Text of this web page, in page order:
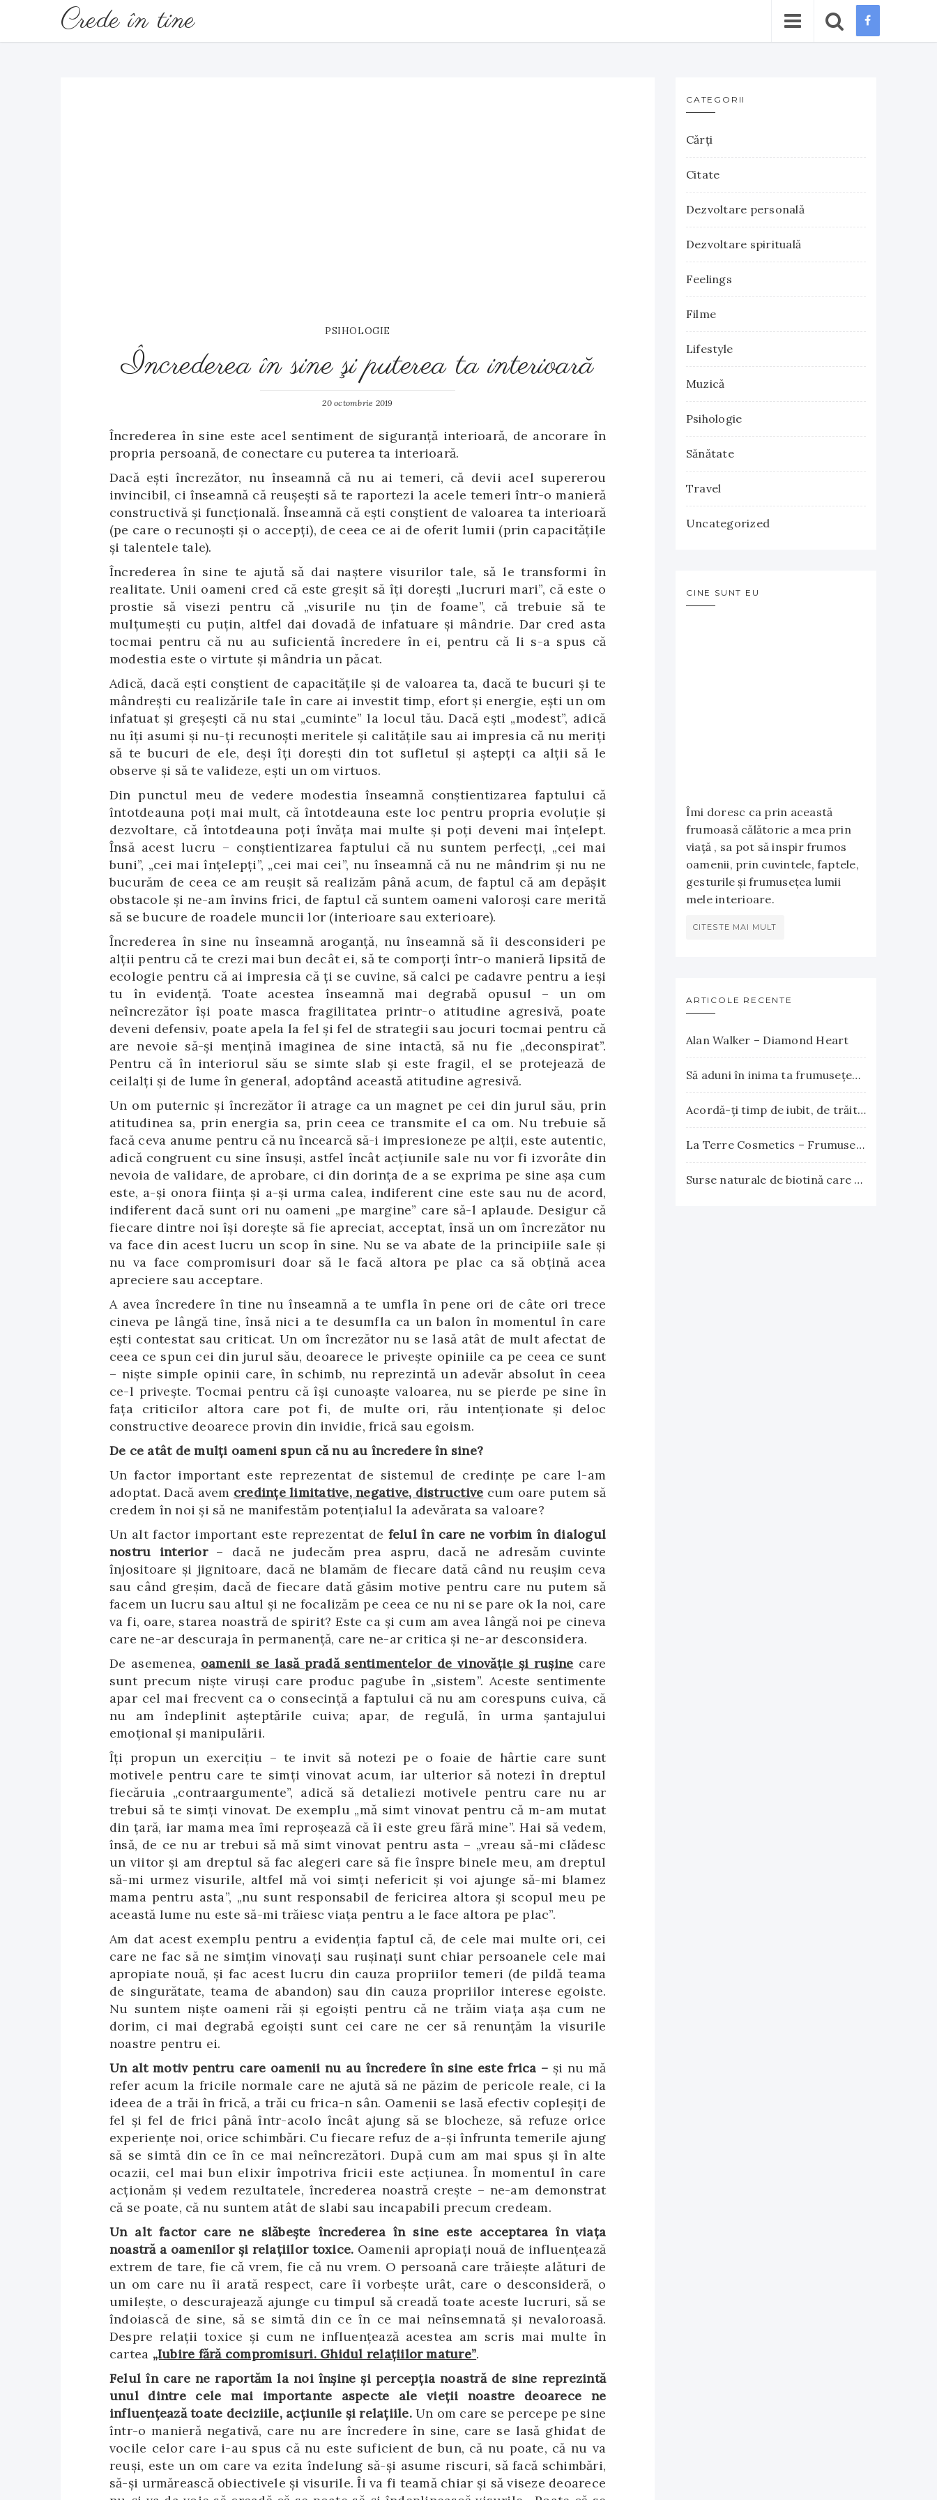
Crede în tine
PSIHOLOGIE
Încrederea în sine şi puterea ta interioară
20 octombrie 2019
Încrederea în sine este acel sentiment de siguranță interioară, de ancorare în
propria persoană, de conectare cu puterea ta interioară.
Dacă ești încrezător, nu înseamnă că nu ai temeri, că devii acel supererou
invincibil, ci înseamnă că reușești să te raportezi la acele temeri într-o manieră
constructivă și funcțională. Înseamnă că ești conștient de valoarea ta interioară
(pe care o recunoști și o accepți), de ceea ce ai de oferit lumii (prin capacitățile
și talentele tale).
Încrederea în sine te ajută să dai naștere visurilor tale, să le transformi în
realitate. Unii oameni cred că este greșit să îți dorești „lucruri mari”, că este o
prostie să visezi pentru că „visurile nu țin de foame”, că trebuie să te
mulțumești cu puțin, altfel dai dovadă de infatuare și mândrie. Dar cred asta
tocmai pentru că nu au suficientă încredere în ei, pentru că li s-a spus că
modestia este o virtute și mândria un păcat.
Adică, dacă ești conștient de capacitățile și de valoarea ta, dacă te bucuri și te
mândrești cu realizările tale în care ai investit timp, efort și energie, ești un om
infatuat și greșești că nu stai „cuminte” la locul tău. Dacă ești „modest”, adică
nu îți asumi și nu-ți recunoști meritele și calitățile sau ai impresia că nu meriți
să te bucuri de ele, deși îți dorești din tot sufletul și aștepți ca alții să le
observe și să te valideze, ești un om virtuos.
Din punctul meu de vedere modestia înseamnă conștientizarea faptului că
întotdeauna poți mai mult, că întotdeauna este loc pentru propria evoluție și
dezvoltare, că întotdeauna poți învăța mai multe și poți deveni mai înțelept.
Însă acest lucru – conștientizarea faptului că nu suntem perfecți, „cei mai
buni”, „cei mai înțelepți”, „cei mai cei”, nu înseamnă că nu ne mândrim și nu ne
bucurăm de ceea ce am reușit să realizăm până acum, de faptul că am depășit
obstacole și ne-am învins frici, de faptul că suntem oameni valoroși care merită
să se bucure de roadele muncii lor (interioare sau exterioare).
Încrederea în sine nu înseamnă aroganță, nu înseamnă să îi desconsideri pe
alții pentru că te crezi mai bun decât ei, să te comporți într-o manieră lipsită de
ecologie pentru că ai impresia că ți se cuvine, să calci pe cadavre pentru a ieși
tu în evidență. Toate acestea înseamnă mai degrabă opusul – un om
neîncrezător își poate masca fragilitatea printr-o atitudine agresivă, poate
deveni defensiv, poate apela la fel și fel de strategii sau jocuri tocmai pentru că
are nevoie să-și mențină imaginea de sine intactă, să nu fie „deconspirat”.
Pentru că în interiorul său se simte slab și este fragil, el se protejează de
ceilalți și de lume în general, adoptând această atitudine agresivă.
Un om puternic și încrezător îi atrage ca un magnet pe cei din jurul său, prin
atitudinea sa, prin energia sa, prin ceea ce transmite el ca om. Nu trebuie să
facă ceva anume pentru că nu încearcă să-i impresioneze pe alții, este autentic,
adică congruent cu sine însuși, astfel încât acțiunile sale nu vor fi izvorâte din
nevoia de validare, de aprobare, ci din dorința de a se exprima pe sine așa cum
este, a-și onora ființa și a-și urma calea, indiferent cine este sau nu de acord,
indiferent dacă sunt ori nu oameni „pe margine” care să-l aplaude. Desigur că
fiecare dintre noi își dorește să fie apreciat, acceptat, însă un om încrezător nu
va face din acest lucru un scop în sine. Nu se va abate de la principiile sale și
nu va face compromisuri doar să le facă altora pe plac ca să obțină acea
apreciere sau acceptare.
A avea încredere în tine nu înseamnă a te umfla în pene ori de câte ori trece
cineva pe lângă tine, însă nici a te desumfla ca un balon în momentul în care
ești contestat sau criticat. Un om încrezător nu se lasă atât de mult afectat de
ceea ce spun cei din jurul său, deoarece le privește opiniile ca pe ceea ce sunt
– niște simple opinii care, în schimb, nu reprezintă un adevăr absolut în ceea
ce-l privește. Tocmai pentru că își cunoaște valoarea, nu se pierde pe sine în
fața criticilor altora care pot fi, de multe ori, rău intenționate și deloc
constructive deoarece provin din invidie, frică sau egoism.
De ce atât de mulți oameni spun că nu au încredere în sine?
Un factor important este reprezentat de sistemul de credințe pe care l-am
adoptat. Dacă avem credințe limitative, negative, distructive cum oare putem să
credem în noi și să ne manifestăm potențialul la adevărata sa valoare?
Un alt factor important este reprezentat de felul în care ne vorbim în dialogul
nostru interior – dacă ne judecăm prea aspru, dacă ne adresăm cuvinte
înjositoare și jignitoare, dacă ne blamăm de fiecare dată când nu reușim ceva
sau când greșim, dacă de fiecare dată găsim motive pentru care nu putem să
facem un lucru sau altul și ne focalizăm pe ceea ce nu ni se pare ok la noi, care
va fi, oare, starea noastră de spirit? Este ca și cum am avea lângă noi pe cineva
care ne-ar descuraja în permanență, care ne-ar critica și ne-ar desconsidera.
De asemenea, oamenii se lasă pradă sentimentelor de vinovăție și rușine care
sunt precum niște viruși care produc pagube în „sistem”. Aceste sentimente
apar cel mai frecvent ca o consecință a faptului că nu am corespuns cuiva, că
nu am îndeplinit așteptările cuiva; apar, de regulă, în urma șantajului
emoțional și manipulării.
Îți propun un exercițiu – te invit să notezi pe o foaie de hârtie care sunt
motivele pentru care te simți vinovat acum, iar ulterior să notezi în dreptul
fiecăruia „contraargumente”, adică să detaliezi motivele pentru care nu ar
trebui să te simți vinovat. De exemplu „mă simt vinovat pentru că m-am mutat
din țară, iar mama mea îmi reproșează că îi este greu fără mine”. Hai să vedem,
însă, de ce nu ar trebui să mă simt vinovat pentru asta – „vreau să-mi clădesc
un viitor și am dreptul să fac alegeri care să fie înspre binele meu, am dreptul
să-mi urmez visurile, altfel mă voi simți nefericit și voi ajunge să-mi blamez
mama pentru asta”, „nu sunt responsabil de fericirea altora și scopul meu pe
această lume nu este să-mi trăiesc viața pentru a le face altora pe plac”.
Am dat acest exemplu pentru a evidenția faptul că, de cele mai multe ori, cei
care ne fac să ne simțim vinovați sau rușinați sunt chiar persoanele cele mai
apropiate nouă, și fac acest lucru din cauza propriilor temeri (de pildă teama
de singurătate, teama de abandon) sau din cauza propriilor interese egoiste.
Nu suntem niște oameni răi și egoiști pentru că ne trăim viața așa cum ne
dorim, ci mai degrabă egoiști sunt cei care ne cer să renunțăm la visurile
noastre pentru ei.
Un alt motiv pentru care oamenii nu au încredere în sine este frica – și nu mă
refer acum la fricile normale care ne ajută să ne păzim de pericole reale, ci la
ideea de a trăi în frică, a trăi cu frica-n sân. Oamenii se lasă efectiv copleșiți de
fel și fel de frici până într-acolo încât ajung să se blocheze, să refuze orice
experiențe noi, orice schimbări. Cu fiecare refuz de a-și înfrunta temerile ajung
să se simtă din ce în ce mai neîncrezători. După cum am mai spus și în alte
ocazii, cel mai bun elixir împotriva fricii este acțiunea. În momentul în care
acționăm și vedem rezultatele, încrederea noastră crește – ne-am demonstrat
că se poate, că nu suntem atât de slabi sau incapabili precum credeam.
Un alt factor care ne slăbește încrederea în sine este acceptarea în viața
noastră a oamenilor și relațiilor toxice. Oamenii apropiați nouă de influențează
extrem de tare, fie că vrem, fie că nu vrem. O persoană care trăiește alături de
un om care nu îi arată respect, care îi vorbește urât, care o desconsideră, o
umilește, o descurajează ajunge cu timpul să creadă toate aceste lucruri, să se
îndoiască de sine, să se simtă din ce în ce mai neînsemnată și nevaloroasă.
Despre relații toxice și cum ne influențează acestea am scris mai multe în
cartea „Iubire fără compromisuri. Ghidul relațiilor mature”.
Felul în care ne raportăm la noi înșine și percepția noastră de sine reprezintă
unul dintre cele mai importante aspecte ale vieții noastre deoarece ne
influențează toate deciziile, acțiunile și relațiile.Un om care se percepe pe sine
într-o manieră negativă, care nu are încredere în sine, care se lasă ghidat de
vocile celor care i-au spus că nu este suficient de bun, că nu poate, că nu va
reuși, este un om care va ezita îndelung să-și asume riscuri, să facă schimbări,
să-și urmărească obiectivele și visurile. Îi va fi teamă chiar și să viseze deoarece
CATEGORII
Cărţi
Citate
Dezvoltare personală
Dezvoltare spirituală
Feelings
Filme
Lifestyle
Muzică
Psihologie
Sănătate
Travel
Uncategorized
CINE SUNT EU
Îmi doresc ca prin această
frumoasă călătorie a mea prin
viață , sa pot să inspir frumos
oamenii, prin cuvintele, faptele,
gesturile și frumusețea lumii
mele interioare.
CITESTE MAI MULT
ARTICOLE RECENTE
Alan Walker – Diamond Heart
Să aduni în inima ta frumuseţea apusului şi explozia nesfârşită a răsăritului
Acordă-ţi timp de iubit, de trăit, de gândit, de iertat
La Terre Cosmetics – Frumuseţea autentică, inspirată din natură
Surse naturale de biotină care încurajează creşterea părului. Vitamina B7 susţine sănătatea părului, pielii şi unghiilor